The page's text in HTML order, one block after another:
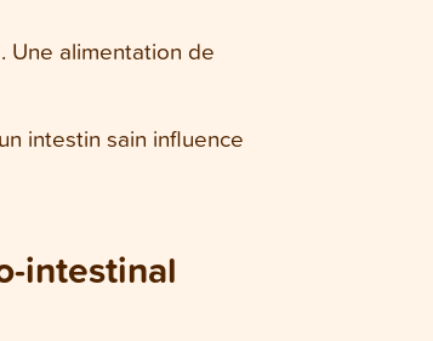
Une alimentation de
intestin sain influence
intestinal